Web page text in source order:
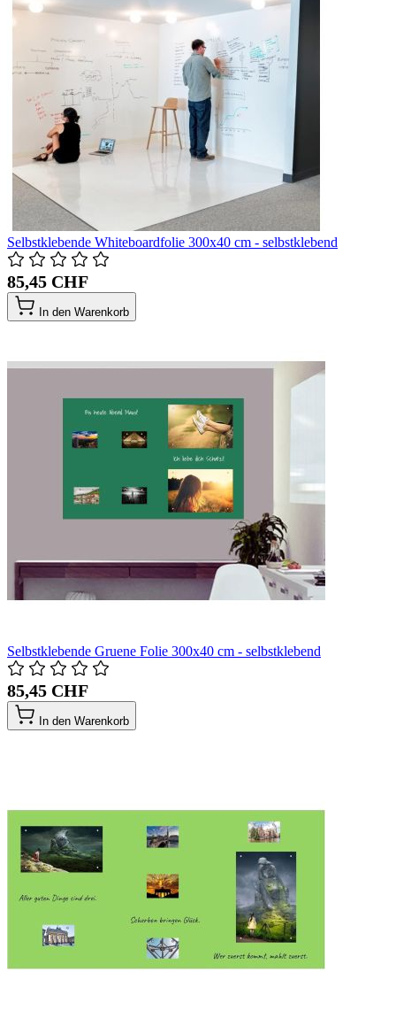
Selbstklebende Whiteboardfolie 300x40 cm - selbstklebend
85,45 CHF
In den Warenkorb
Selbstklebende Gruene Folie 300x40 cm - selbstklebend
85,45 CHF
In den Warenkorb